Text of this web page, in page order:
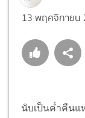
13 พฤศจิกายน
นับเป็นค่ำคืนแ